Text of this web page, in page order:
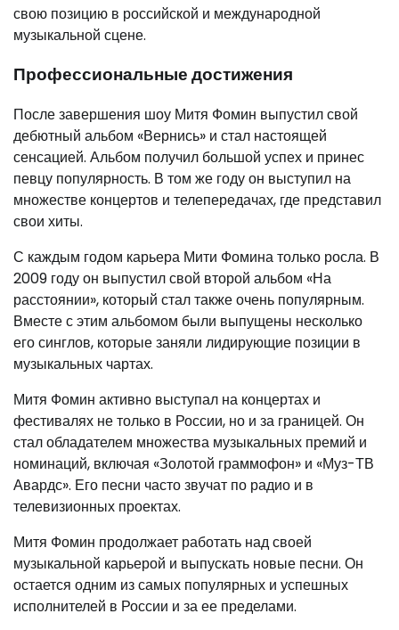
свою позицию в российской и международной
музыкальной сцене.
Профессиональные достижения
После завершения шоу Митя Фомин выпустил свой
дебютный альбом «Вернись» и стал настоящей
сенсацией. Альбом получил большой успех и принес
певцу популярность. В том же году он выступил на
множестве концертов и телепередачах, где представил
свои хиты.
С каждым годом карьера Мити Фомина только росла. В
2009 году он выпустил свой второй альбом «На
расстоянии», который стал также очень популярным.
Вместе с этим альбомом были выпущены несколько
его синглов, которые заняли лидирующие позиции в
музыкальных чартах.
Митя Фомин активно выступал на концертах и
фестивалях не только в России, но и за границей. Он
стал обладателем множества музыкальных премий и
номинаций, включая «Золотой граммофон» и «Муз-ТВ
Авардс». Его песни часто звучат по радио и в
телевизионных проектах.
Митя Фомин продолжает работать над своей
музыкальной карьерой и выпускать новые песни. Он
остается одним из самых популярных и успешных
исполнителей в России и за ее пределами.